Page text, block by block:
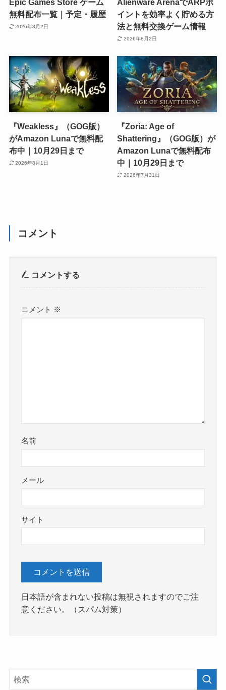
Epic Games Store ゲーム
無料配布一覧｜予定・履歴
2026年8月2日
Alienware ArenaでARPポ
イントを効率よく貯める方
法と無料交換ゲーム情報
2026年8月2日
『Weakless』（GOG版）
がAmazon Lunaで無料配
布中｜10月29日まで
2026年8月1日
『Zoria: Age of
Shattering』（GOG版）が
Amazon Lunaで無料配布
中｜10月29日まで
2026年7月31日
コメント
コメントする
コメント ※
名前
メール
サイト
日本語が含まれない投稿は無視されますのでご注
意ください。（スパム対策）